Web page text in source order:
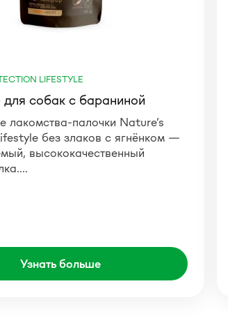
LIFESTYLE
собак с бараниной
лакомства-палочки Nature’s
без злаков с ягнёнком —
высококачественный
Узнать больше